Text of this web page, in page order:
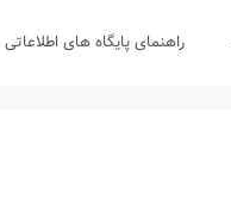
راهنمای پایگاه های اطلاعاتی